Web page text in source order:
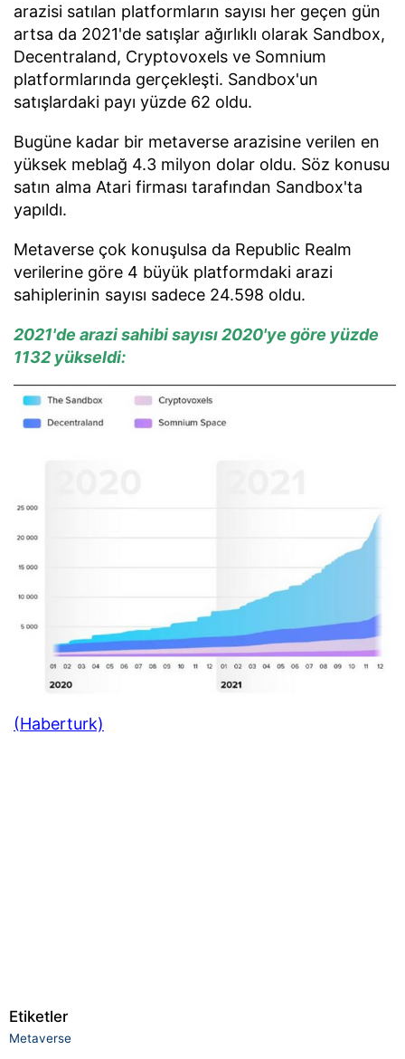
arazisi satılan platformların sayısı her geçen gün
artsa da 2021'de satışlar ağırlıklı olarak Sandbox,
Decentraland, Cryptovoxels ve Somnium
platformlarında gerçekleşti. Sandbox'un
satışlardaki payı yüzde 62 oldu.
Bugüne kadar bir metaverse arazisine verilen en
yüksek meblağ 4.3 milyon dolar oldu. Söz konusu
satın alma Atari firması tarafından Sandbox'ta
yapıldı.
Metaverse çok konuşulsa da Republic Realm
verilerine göre 4 büyük platformdaki arazi
sahiplerinin sayısı sadece 24.598 oldu.
2021'de arazi sahibi sayısı 2020'ye göre yüzde
1132 yükseldi:
(Haberturk)
Etiketler
Metaverse